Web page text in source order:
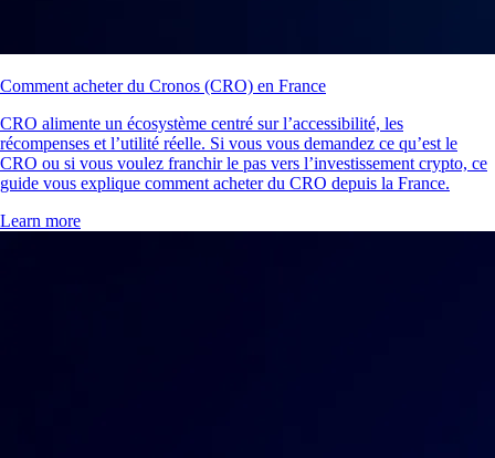
Comment acheter du Cronos (CRO) en France
CRO alimente un écosystème centré sur l’accessibilité, les
récompenses et l’utilité réelle. Si vous vous demandez ce qu’est le
CRO ou si vous voulez franchir le pas vers l’investissement crypto, ce
guide vous explique comment acheter du CRO depuis la France.
Learn more